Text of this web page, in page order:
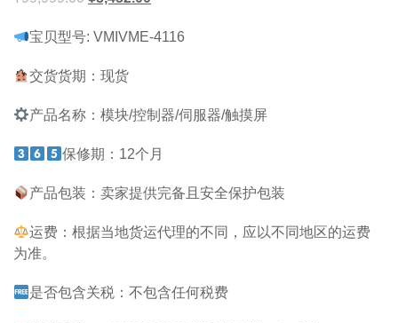
宝贝型号: VMIVME-4116
交货货期：现货
产品名称：模块/控制器/伺服器/触摸屏
保修期：12个月
产品包装：卖家提供完备且安全保护包装
运费：根据当地货运代理的不同，应以不同地区的运费
为准。
是否包含关税：不包含任何税费